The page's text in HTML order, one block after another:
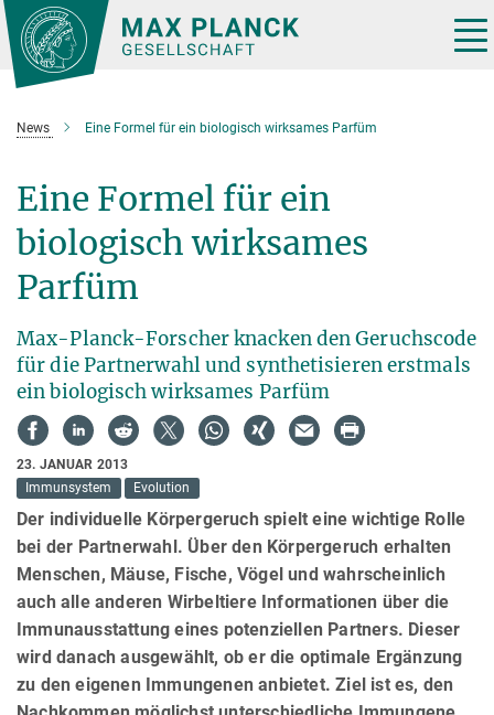
Hauptinhalt
News Eine Formel für ein biologisch wirksames Parfüm
Eine Formel für ein
biologisch wirksames
Parfüm
Max-Planck-Forscher knacken den Geruchscode
für die Partnerwahl und synthetisieren erstmals
ein biologisch wirksames Parfüm
23. JANUAR 2013
Immunsystem
Evolution
Der individuelle Körpergeruch spielt eine wichtige Rolle
bei der Partnerwahl. Über den Körpergeruch erhalten
Menschen, Mäuse, Fische, Vögel und wahrscheinlich
auch alle anderen Wirbeltiere Informationen über die
Immunausstattung eines potenziellen Partners. Dieser
wird danach ausgewählt, ob er die optimale Ergänzung
zu den eigenen Immungenen anbietet. Ziel ist es, den